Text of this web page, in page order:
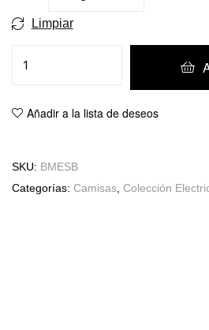
Limpiar
Añadir a la lista de deseos
SKU: BMESB
Categorías: Camisas, Colección